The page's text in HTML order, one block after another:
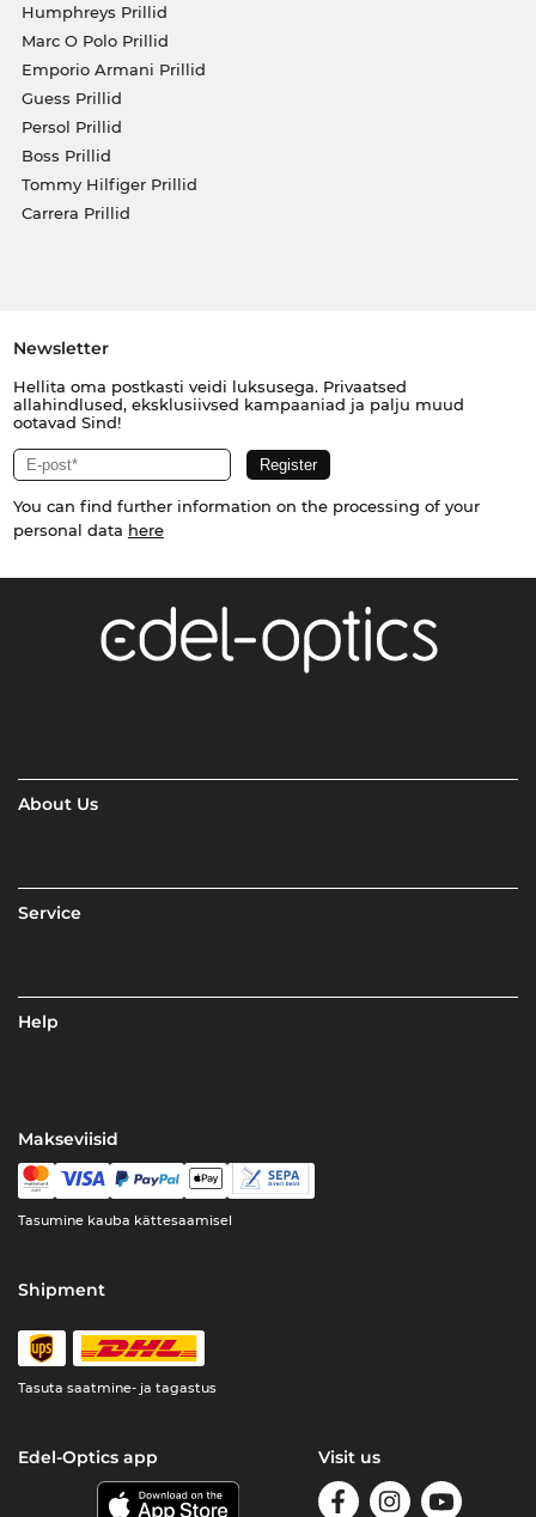
Humphreys Prillid
Marc O Polo Prillid
Emporio Armani Prillid
Guess Prillid
Persol Prillid
Boss Prillid
Tommy Hilfiger Prillid
Carrera Prillid
Newsletter
Hellita oma postkasti veidi luksusega. Privaatsed
allahindlused, eksklusiivsed kampaaniad ja palju muud
ootavad Sind!
You can find further information on the processing of your
personal data here
About Us
Service
Help
Makseviisid
Tasumine kauba kättesaamisel
Shipment
Tasuta saatmine- ja tagastus
Edel-Optics app Visit us